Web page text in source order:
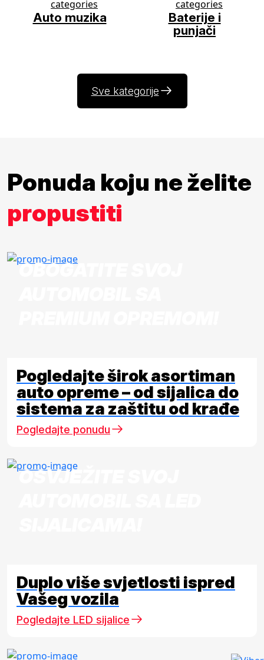
Auto muzika
Baterije i
punjači
Sve kategorije
Ponuda koju ne želite
propustiti
OBOGATITE SVOJ
Pogledajte širok asortiman
auto opreme – od sijalica do
sistema za zaštitu od krađe
Pogledajte ponudu
OSVJEŽITE SVOJ
Duplo više svjetlosti ispred
Vašeg vozila
Pogledajte LED sijalice